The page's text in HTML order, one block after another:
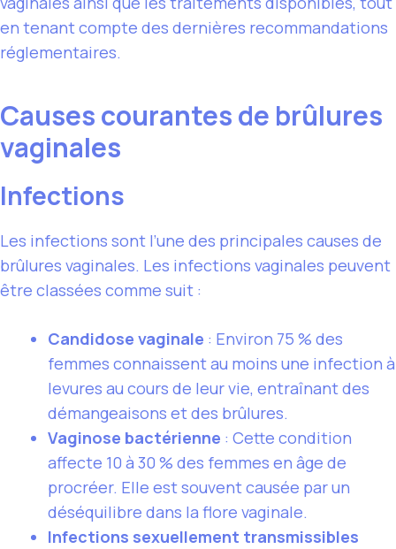
en tenant compte des dernières recommandations
réglementaires.
Causes courantes de brûlures
vaginales
Infections
Les infections sont l’une des principales causes de
brûlures vaginales. Les infections vaginales peuvent
être classées comme suit :
Candidose vaginale : Environ 75 % des
femmes connaissent au moins une infection à
levures au cours de leur vie, entraînant des
démangeaisons et des brûlures.
Vaginose bactérienne : Cette condition
affecte 10 à 30 % des femmes en âge de
procréer. Elle est souvent causée par un
déséquilibre dans la flore vaginale.
Infections sexuellement transmissibles